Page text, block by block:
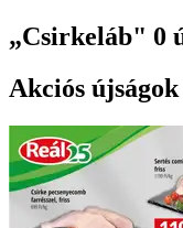
„Csirkeláb" 0
Akciós újságok